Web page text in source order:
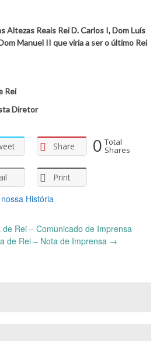
Altezas Reais Rei D. Carlos I, Dom Luís
Manuel II que viria a ser o último Rei
Rei
Diretor
Share
Print
0 Total
Shares
História
Rei – Comunicado de Imprensa
de Rei – Nota de Imprensa →